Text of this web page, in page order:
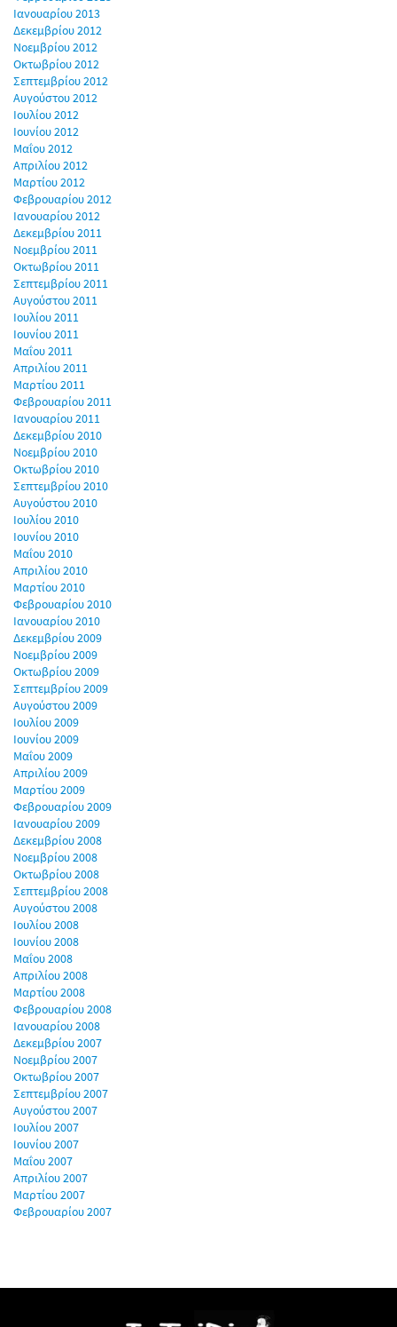
Ιανουαρίου 2013
Δεκεμβρίου 2012
Νοεμβρίου 2012
Οκτωβρίου 2012
Σεπτεμβρίου 2012
Αυγούστου 2012
Ιουλίου 2012
Ιουνίου 2012
Μαΐου 2012
Απριλίου 2012
Μαρτίου 2012
Φεβρουαρίου 2012
Ιανουαρίου 2012
Δεκεμβρίου 2011
Νοεμβρίου 2011
Οκτωβρίου 2011
Σεπτεμβρίου 2011
Αυγούστου 2011
Ιουλίου 2011
Ιουνίου 2011
Μαΐου 2011
Απριλίου 2011
Μαρτίου 2011
Φεβρουαρίου 2011
Ιανουαρίου 2011
Δεκεμβρίου 2010
Νοεμβρίου 2010
Οκτωβρίου 2010
Σεπτεμβρίου 2010
Αυγούστου 2010
Ιουλίου 2010
Ιουνίου 2010
Μαΐου 2010
Απριλίου 2010
Μαρτίου 2010
Φεβρουαρίου 2010
Ιανουαρίου 2010
Δεκεμβρίου 2009
Νοεμβρίου 2009
Οκτωβρίου 2009
Σεπτεμβρίου 2009
Αυγούστου 2009
Ιουλίου 2009
Ιουνίου 2009
Μαΐου 2009
Απριλίου 2009
Μαρτίου 2009
Φεβρουαρίου 2009
Ιανουαρίου 2009
Δεκεμβρίου 2008
Νοεμβρίου 2008
Οκτωβρίου 2008
Σεπτεμβρίου 2008
Αυγούστου 2008
Ιουλίου 2008
Ιουνίου 2008
Μαΐου 2008
Απριλίου 2008
Μαρτίου 2008
Φεβρουαρίου 2008
Ιανουαρίου 2008
Δεκεμβρίου 2007
Νοεμβρίου 2007
Οκτωβρίου 2007
Σεπτεμβρίου 2007
Αυγούστου 2007
Ιουλίου 2007
Ιουνίου 2007
Μαΐου 2007
Απριλίου 2007
Μαρτίου 2007
Φεβρουαρίου 2007